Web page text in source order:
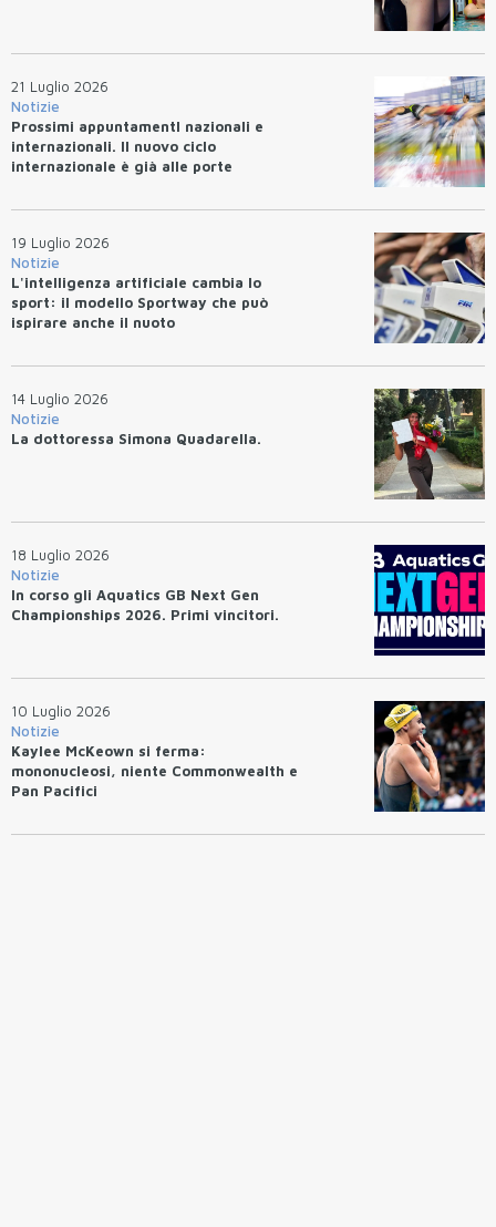
21 Luglio 2026
Notizie
Prossimi appuntamentI nazionali e
internazionali. Il nuovo ciclo
internazionale è già alle porte
19 Luglio 2026
Notizie
L'intelligenza artificiale cambia lo
sport: il modello Sportway che può
ispirare anche il nuoto
14 Luglio 2026
Notizie
La dottoressa Simona Quadarella.
18 Luglio 2026
Notizie
In corso gli Aquatics GB Next Gen
Championships 2026. Primi vincitori.
10 Luglio 2026
Notizie
Kaylee McKeown si ferma:
mononucleosi, niente Commonwealth e
Pan Pacifici